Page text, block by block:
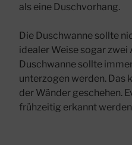
als eine Duschvorhang.
Die Duschwanne sollte
idealer Weise sogar zwei
Duschwanne sollte
unterzogen werden. Das
der Wänder geschehen.
frühzeitig erkannt